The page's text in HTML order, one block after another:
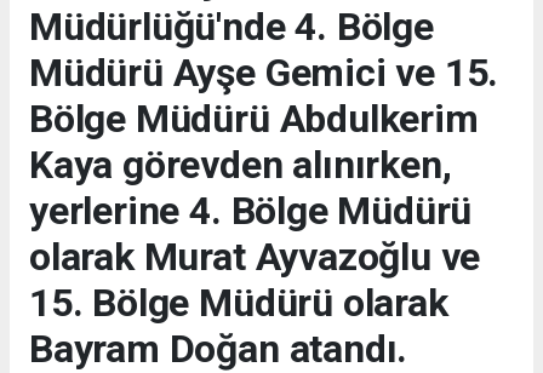
Müdürlüğü'nde 4. Bölge
Müdürü Ayşe Gemici ve 15.
Bölge Müdürü Abdulkerim
Kaya görevden alınırken,
yerlerine 4. Bölge Müdürü
olarak Murat Ayvazoğlu ve
15. Bölge Müdürü olarak
Bayram Doğan atandı.